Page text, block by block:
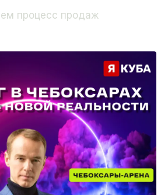
процесс продаж